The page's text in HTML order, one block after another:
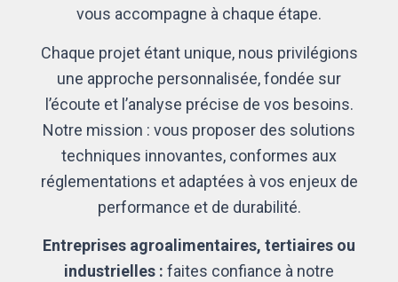
vous accompagne à chaque étape.
Chaque projet étant unique, nous privilégions
une approche personnalisée, fondée sur
l’écoute et l’analyse précise de vos besoins.
Notre mission : vous proposer des solutions
techniques innovantes, conformes aux
réglementations et adaptées à vos enjeux de
performance et de durabilité.
Entreprises agroalimentaires, tertiaires ou
industrielles : faites confiance à notre